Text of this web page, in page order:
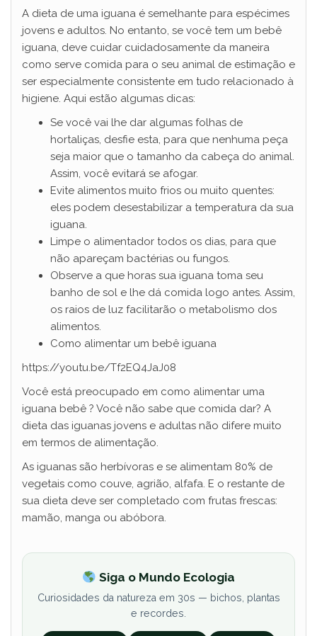
A dieta de uma iguana é semelhante para espécimes
jovens e adultos. No entanto, se você tem um bebê
iguana, deve cuidar cuidadosamente da maneira
como serve comida para o seu animal de estimação e
ser especialmente consistente em tudo relacionado à
higiene. Aqui estão algumas dicas:
Se você vai lhe dar algumas folhas de
hortaliças, desfie esta, para que nenhuma peça
seja maior que o tamanho da cabeça do animal.
Assim, você evitará se afogar.
Evite alimentos muito frios ou muito quentes:
eles podem desestabilizar a temperatura da sua
iguana.
Limpe o alimentador todos os dias, para que
não apareçam bactérias ou fungos.
Observe a que horas sua iguana toma seu
banho de sol e lhe dá comida logo antes. Assim,
os raios de luz facilitarão o metabolismo dos
alimentos.
Como alimentar um bebê iguana
https://youtu.be/Tf2EQ4JaJ08
Você está preocupado em como alimentar uma
iguana bebê ? Você não sabe que comida dar? A
dieta das iguanas jovens e adultas não difere muito
em termos de alimentação.
As iguanas são herbívoras e se alimentam 80% de
vegetais como couve, agrião, alfafa. E o restante de
sua dieta deve ser completado com frutas frescas:
mamão, manga ou abóbora.
Siga o Mundo Ecologia
Curiosidades da natureza em 30s — bichos, plantas
e recordes.